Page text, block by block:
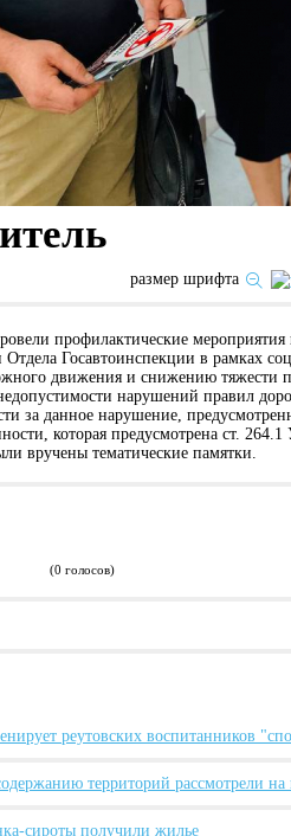
размер шрифта
профилактические
Госавтоинспекции в рамках
движения и снижению тяжести
нарушений правил
за данное нарушение,
которая предусмотрена ст.
вручены тематические памятки.
(0 голосов)
реутовских воспитанников
территорий рассмотрели
сироты получили жилье